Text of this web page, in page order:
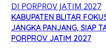
KABUPATEN BLITAR
JANGKA PANJANG, SIAP
PORPROV JATIM 2027